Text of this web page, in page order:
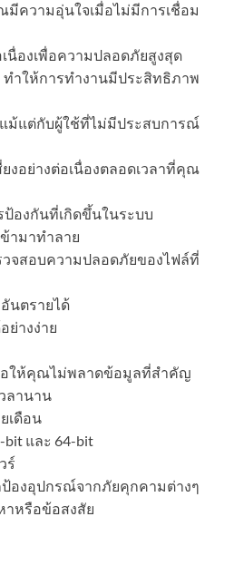
ความอุ่นใจเมื่อไม่มีการเชื่อม
นื่องเพื่อความปลอดภัยสูงสุด
ำให้การทำงานมีประสิทธิภาพ
ม้แต่กับผู้ใช้ที่ไม่มีประสบการณ์
ย่างต่อเนื่องตลอดเวลาที่คุณ
ป้องกันที่เกิดขึ้นในระบบ
ามาทำลาย
อบความปลอดภัยของไฟล์ที่
นตรายได้
ย่างง่าย
อให้คุณไม่พลาดข้อมูลที่สำคัญ
ลานาน
เดือน
bit และ 64-bit
ร์
องอุปกรณ์จากภัยคุกคามต่างๆ
าหรือข้อสงสัย